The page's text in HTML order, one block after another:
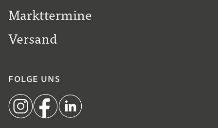
Markttermine
Versand
FOLGE UNS